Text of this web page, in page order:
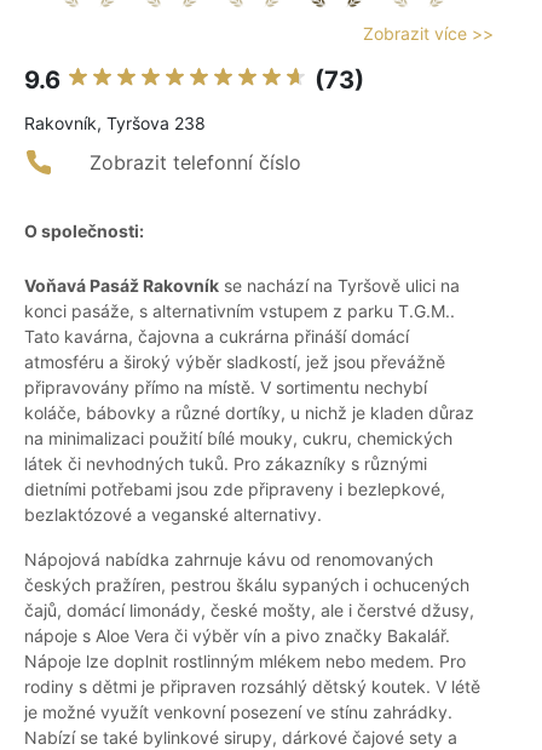
Zobrazit více >>
9.6 (73)
Rakovník, Tyršova 238
Zobrazit telefonní číslo
O společnosti:
Voňavá Pasáž Rakovník se nachází na Tyršově ulici na
konci pasáže, s alternativním vstupem z parku T.G.M..
Tato kavárna, čajovna a cukrárna přináší domácí
atmosféru a široký výběr sladkostí, jež jsou převážně
připravovány přímo na místě. V sortimentu nechybí
koláče, bábovky a různé dortíky, u nichž je kladen důraz
na minimalizaci použití bílé mouky, cukru, chemických
látek či nevhodných tuků. Pro zákazníky s různými
dietními potřebami jsou zde připraveny i bezlepkové,
bezlaktózové a veganské alternativy.
Nápojová nabídka zahrnuje kávu od renomovaných
českých pražíren, pestrou škálu sypaných i ochucených
čajů, domácí limonády, české mošty, ale i čerstvé džusy,
nápoje s Aloe Vera či výběr vín a pivo značky Bakalář.
Nápoje lze doplnit rostlinným mlékem nebo medem. Pro
rodiny s dětmi je připraven rozsáhlý dětský koutek. V létě
je možné využít venkovní posezení ve stínu zahrádky.
Nabízí se také bylinkové sirupy, dárkové čajové sety a